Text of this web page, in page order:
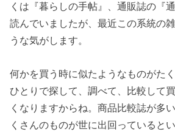
くは『暮らしの手帖』、通販誌の『
読んでいましたが、最近この系統の
うな気がします。
何かを買う時に似たようなものがた
ひとりで探して、調べて、比較して
くなりますからね。商品比較誌が多
くさんのものが世に出回っていると